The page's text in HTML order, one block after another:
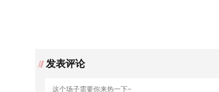
发表评论